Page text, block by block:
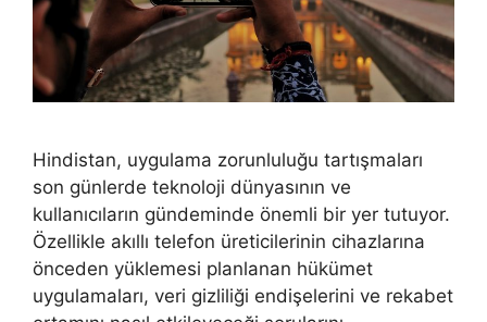
Hindistan, uygulama zorunluluğu tartışmaları
son günlerde teknoloji dünyasının ve
kullanıcıların gündeminde önemli bir yer tutuyor.
Özellikle akıllı telefon üreticilerinin cihazlarına
önceden yüklemesi planlanan hükümet
uygulamaları, veri gizliliği endişelerini ve rekabet